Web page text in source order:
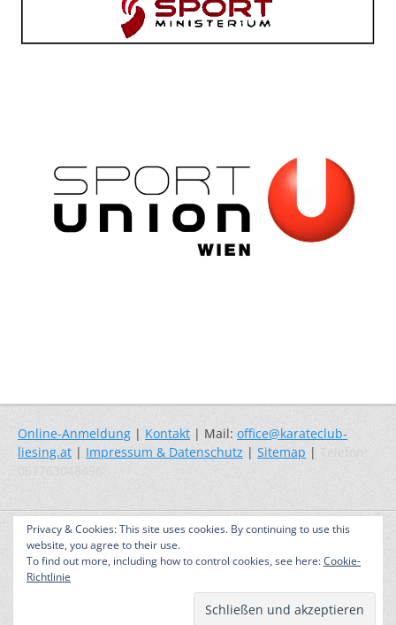
Online-Anmeldung | Kontakt | Mail: office@karateclub-
liesing.at | Impressum & Datenschutz | Sitemap |
Copyright © 2026Karate – Selbstverteidigung – Fitness. Alle Rechte
vorbehalten. | Catch Responsive nach
Privacy & Cookies: This site uses cookies. By continuing to use this
website, you agree to their use.
To find out more, including how to control cookies, see here:Cookie-
Richtlinie